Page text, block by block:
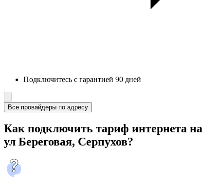
Подключитесь с гарантией 90 дней
Все провайдеры по адресу
Как подключить тариф интернета на
ул Береговая, Серпухов?